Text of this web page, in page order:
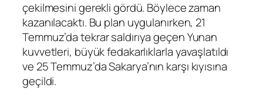
çekilmesini gerekli gördü. Böylece zaman
kazanılacaktı. Bu plan uygulanırken, 21
Temmuz’da tekrar saldırıya geçen Yunan
kuvvetleri, büyük fedakarlıklarla yavaşlatıldı
ve 25 Temmuz’da Sakarya’nın karşı kıyısına
geçildi.